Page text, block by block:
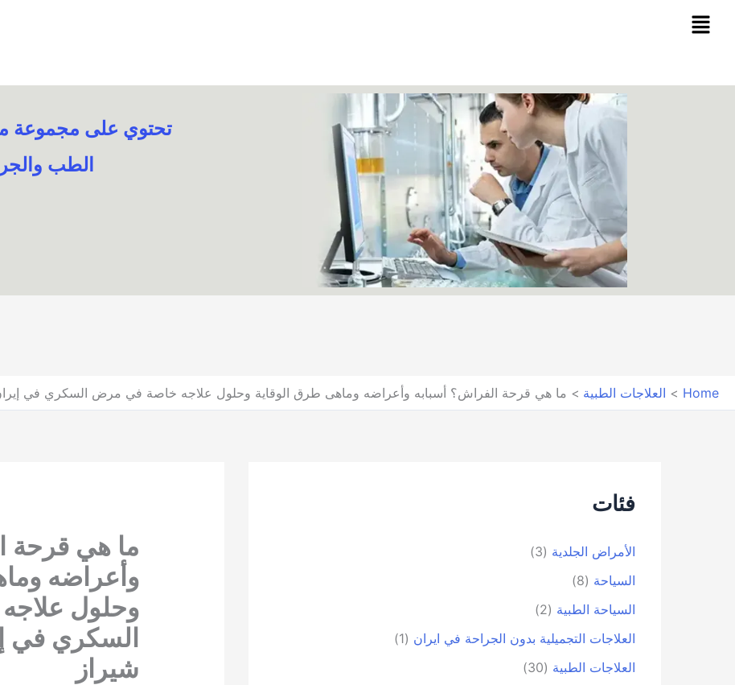
تحتوي على مجموعة
الطب
Home العلاجات الطبية ما هي قرحة الفراش؟ أسبابه وأعراضه وماهی طرق الوقاية وحلول علاجه خاصة في مرض السكري في إيران
فئات
الأمراض الجلدية (3)
السياحة (8)
السياحة الطبية (2)
العلاجات التجميلية بدون الجراحة في ايران (1)
العلاجات الطبية (30)
ما هي قرحة
وأعراضه
وحلول
السكري في
شیراز